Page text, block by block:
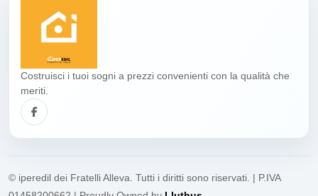
Costruisci i tuoi sogni a prezzi convenienti con la qualità che
meriti.
© iperedil dei Fratelli Alleva. Tutti i diritti sono riservati. | P.IVA